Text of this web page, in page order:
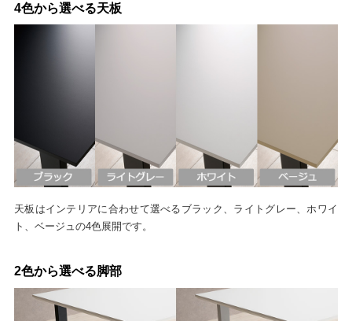
4色から選べる天板
天板はインテリアに合わせて選べるブラック、ライトグレー、ホワイ
ト、ベージュの4色展開です。
2色から選べる脚部